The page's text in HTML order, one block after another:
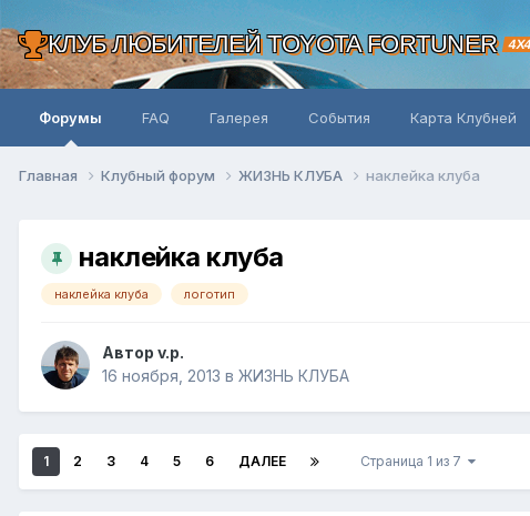
КЛУБ ЛЮБИТЕЛЕЙ TOYOTA FORTUNER 4X4
Форумы FAQ Галерея События Карта Клубней
Главная Клубный форум ЖИЗНЬ КЛУБА наклейка клуба
наклейка клуба
наклейка клуба логотип
Автор v.p.
16 ноября, 2013 в ЖИЗНЬ КЛУБА
1 2 3 4 5 6 ДАЛЕЕ Страница 1 из 7